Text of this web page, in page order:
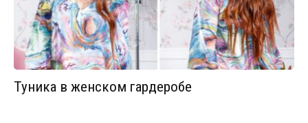
Туника в женском гардеробе